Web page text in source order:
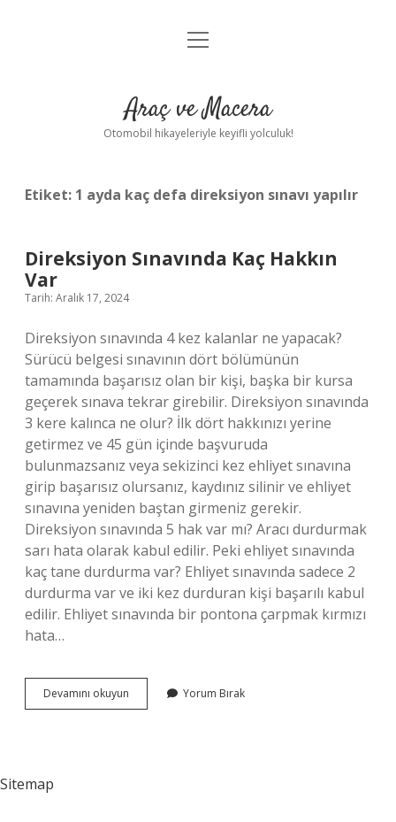
Anasayfa
Yasal Uyarı
menüyü
Araç ve Macera
Otomobil hikayeleriyle keyifli yolculuk!
Etiket: 1 ayda kaç defa direksiyon sınavı yapılır
Direksiyon Sınavında Kaç Hakkın
Var
Tarih: Aralık 17, 2024
Direksiyon sınavında 4 kez kalanlar ne yapacak?
Sürücü belgesi sınavının dört bölümünün
tamamında başarısız olan bir kişi, başka bir kursa
geçerek sınava tekrar girebilir. Direksiyon sınavında
3 kere kalınca ne olur? İlk dört hakkınızı yerine
getirmez ve 45 gün içinde başvuruda
bulunmazsanız veya sekizinci kez ehliyet sınavına
girip başarısız olursanız, kaydınız silinir ve ehliyet
sınavına yeniden baştan girmeniz gerekir.
Direksiyon sınavında 5 hak var mı? Aracı durdurmak
sarı hata olarak kabul edilir. Peki ehliyet sınavında
kaç tane durdurma var? Ehliyet sınavında sadece 2
durdurma var ve iki kez durduran kişi başarılı kabul
edilir. Ehliyet sınavında bir pontona çarpmak kırmızı
hata…
Devamını okuyun Direksiyon
Sınavında
Yorum Bırak
Sitemap